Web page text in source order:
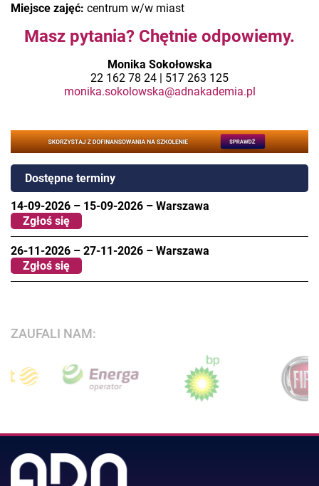
Miejsce zajęć: centrum w/w miast
Masz pytania? Chętnie odpowiemy.
Monika Sokołowska
22 162 78 24 | 517 263 125
monika.sokolowska@adnakademia.pl
Dostępne terminy
14-09-2026 – 15-09-2026 – Warszawa
Zgłoś się
26-11-2026 – 27-11-2026 – Warszawa
Zgłoś się
ZAUFALI NAM: